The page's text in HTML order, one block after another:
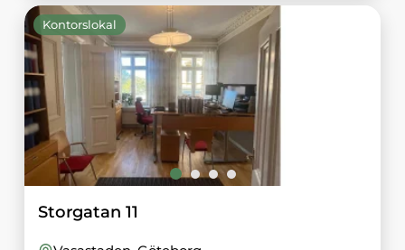
Kontorslokal
Storgatan 11